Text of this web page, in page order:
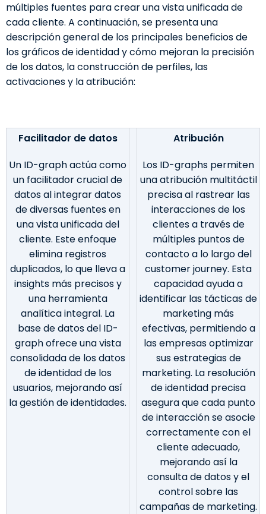
múltiples fuentes para crear una vista unificada de
cada cliente. A continuación, se presenta una
descripción general de los principales beneficios de
los gráficos de identidad y cómo mejoran la precisión
de los datos, la construcción de perfiles, las
activaciones y la atribución:
Facilitador de datos
Un ID-graph actúa como
un facilitador crucial de
datos al integrar datos
de diversas fuentes en
una vista unificada del
cliente. Este enfoque
elimina registros
duplicados, lo que lleva a
insights más precisos y
una herramienta
analítica integral. La
base de datos del ID-
graph ofrece una vista
consolidada de los datos
de identidad de los
usuarios, mejorando así
la gestión de identidades.
Atribución
Los ID-graphs permiten
una atribución multitáctil
precisa al rastrear las
interacciones de los
clientes a través de
múltiples puntos de
contacto a lo largo del
customer journey. Esta
capacidad ayuda a
identificar las tácticas de
marketing más
efectivas, permitiendo a
las empresas optimizar
sus estrategias de
marketing. La resolución
de identidad precisa
asegura que cada punto
de interacción se asocie
correctamente con el
cliente adecuado,
mejorando así la
consulta de datos y el
control sobre las
campañas de marketing.